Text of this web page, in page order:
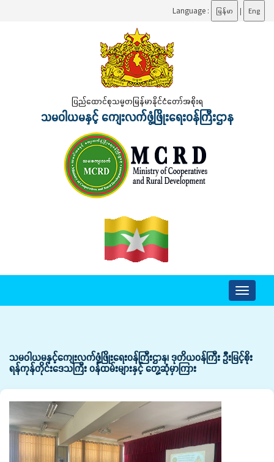
Language : မြန်မာ | Eng
ပြည်ထောင်စုသမ္မတမြန်မာနိုင်ငံတော်အစိုးရ
သမဝါယမနှင့် ကျေးလက်ဖွံ့ဖြိုးရေးဝန်ကြီးဌာန
Toggle
သမဝါယမနှင့်ကျေးလက်ဖွံ့ဖြိုးရေးဝန်ကြီးဌာန၊ ဒုတိယဝန်ကြီး ဦးမြင့်စိုး
ရန်ကုန်တိုင်းဒေသကြီး ဝန်ထမ်းများနှင့် တွေ့ဆုံမှာကြား